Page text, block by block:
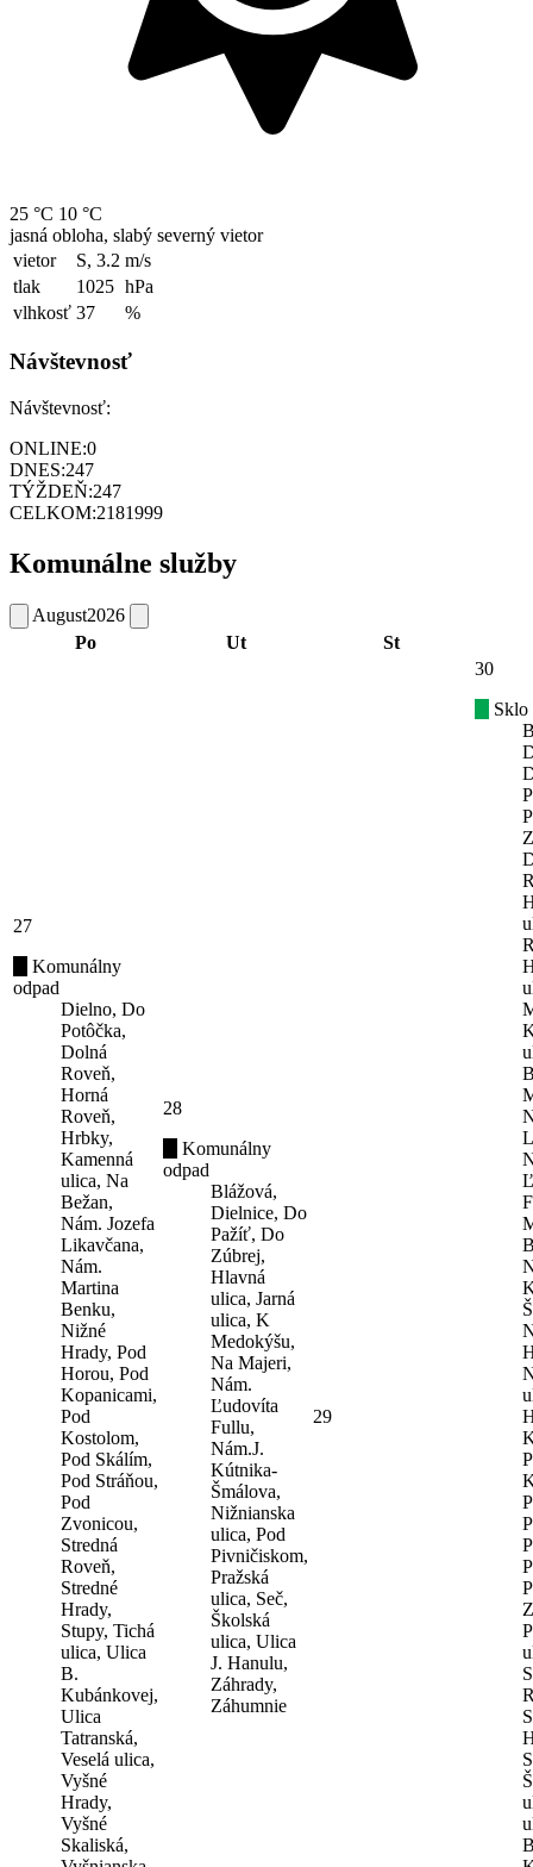
25 °C 10 °C
jasná obloha, slabý severný vietor
vietor
S, 3.2 m/s
tlak
1025 hPa
vlhkosť 37 %
Návštevnosť
Návštevnosť:
ONLINE:0
DNES:247
TÝŽDEŇ:247
CELKOM:2181999
Komunálne služby
August2026
Po
Ut St
27
Komunálny
odpad
Dielno, Do
Potôčka,
Dolná
Roveň,
Horná
Roveň,
Hrbky,
Kamenná
ulica, Na
Bežan,
Nám. Jozefa
Likavčana,
Nám.
Martina
Benku,
Nižné
Hrady, Pod
Horou, Pod
Kopanicami,
Pod
Kostolom,
Pod Skálím,
Pod Stráňou,
Pod
Zvonicou,
Stredná
Roveň,
Stredné
Hrady,
Stupy, Tichá
ulica, Ulica
B.
Kubánkovej,
Ulica
Tatranská,
Veselá ulica,
Vyšné
Hrady,
Vyšné
Skaliská,
28
Komunálny
odpad
Blážová,
Dielnice, Do
Pažíť, Do
Zúbrej,
Hlavná
ulica, Jarná
ulica, K
Medokýšu,
Na Majeri,
Nám.
Ľudovíta
Fullu,
Nám.J.
Kútnika-
Šmálova,
Nižnianska
ulica, Pod
Pivničiskom,
Pražská
ulica, Seč,
Školská
ulica, Ulica
J. Hanulu,
Záhrady,
Záhumnie
29
30
Sklo